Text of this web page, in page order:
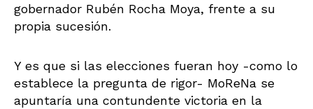
gobernador Rubén Rocha Moya, frente a su
propia sucesión.
Y es que si las elecciones fueran hoy -como lo
establece la pregunta de rigor- MoReNa se
apuntaría una contundente victoria en la